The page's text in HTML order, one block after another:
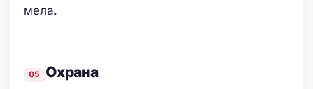
мела.
Oхранa